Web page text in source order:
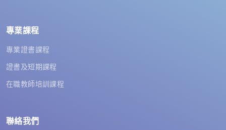
專業課程
專業證書課程
證書及短期課程
在職教師培訓課程
聯絡我們